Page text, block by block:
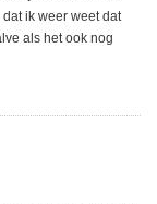
ik weer weet dat
als het ook nog